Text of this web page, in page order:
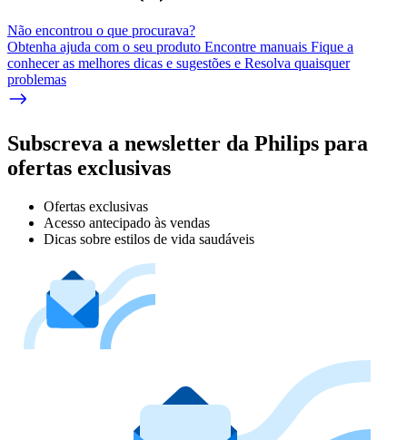
Não encontrou o que procurava?
Obtenha ajuda com o seu produto Encontre manuais Fique a
conhecer as melhores dicas e sugestões e Resolva quaisquer
problemas
Subscreva a newsletter da Philips para
ofertas exclusivas
Ofertas exclusivas
Acesso antecipado às vendas
Dicas sobre estilos de vida saudáveis